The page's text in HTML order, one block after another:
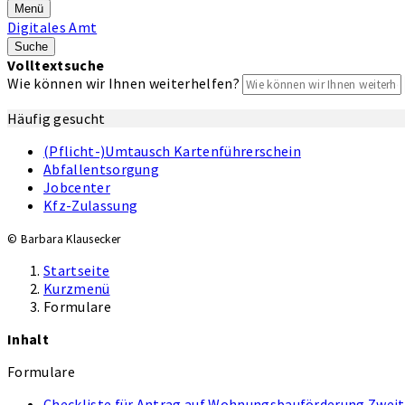
Menü
Digitales Amt
Suche
Volltextsuche
Wie können wir Ihnen weiterhelfen?
Häufig gesucht
(Pflicht-)Umtausch Kartenführerschein
Abfallentsorgung
Jobcenter
Kfz-Zulassung
© Barbara Klausecker
Startseite
Kurzmenü
Formulare
Inhalt
Formulare